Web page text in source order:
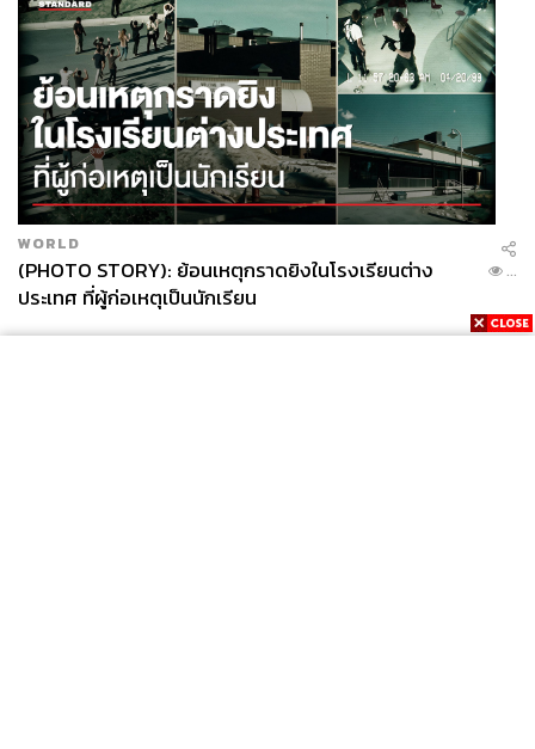
WORLD
(PHOTO STORY): ย้อนเหตุกราดยิงในโรงเรียนต่าง
ประเทศ ที่ผู้ก่อเหตุเป็นนักเรียน
...